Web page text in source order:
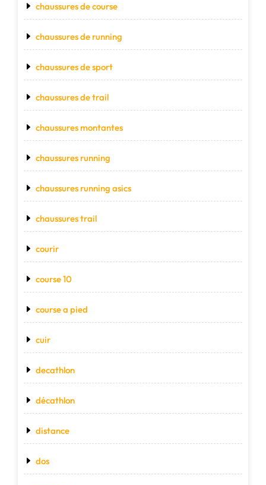
chaussures de course
chaussures de running
chaussures de sport
chaussures de trail
chaussures montantes
chaussures running
chaussures running asics
chaussures trail
courir
course 10
course a pied
cuir
decathlon
décathlon
distance
dos